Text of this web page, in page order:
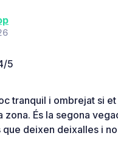
5
tranquil i ombrejat si
zona. És la segona
que deixen deixalles i